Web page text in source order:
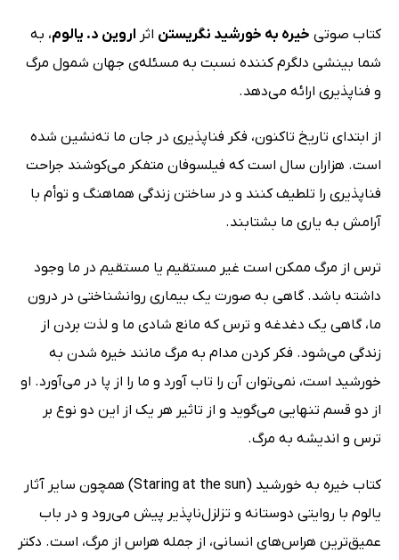
کتاب صوتی خیره به خورشید نگریستن اثر اروین د. یالوم، به
شما بینشی دلگرم کننده نسبت به مسئله‌ی جهان شمول مرگ
و فناپذیری ارائه می‌دهد.
از ابتدای تاریخ تاکنون، فکر فناپذیری در جان ما ته‌نشین شده
است. هزاران سال است که فیلسوفان متفکر می‌کوشند جراحت
فناپذیری را تلطیف کنند و در ساختن زندگی هماهنگ و توأم با
آرامش به یاری ما بشتابند.‏
ترس از مرگ ممکن است غیر مستقیم یا مستقیم در ما وجود
داشته‌ باشد. گاهی به صورت یک بیماری روانشناختی در درون
ما، گاهی یک دغدغه و ترس که مانع شادی ما و لذت بردن از
زندگی می‌شود. فکر کردن مدام به مرگ مانند خیره شدن به
خورشید است، نمی‌توان آن را تاب آورد و ما را از پا در می‌آورد. او
از دو قسم تنهایی می‌گوید و از تاثیر هر یک از این دو نوع بر
ترس و اندیشه به مرگ.
کتاب خیره به خورشید (Staring at the sun) همچون سایر آثار
یالوم با روایتی دوستانه و تزلزل‌ناپذیر پیش می‌رود و در باب
عمیق‌ترین هراس‌های انسانی، از جمله هراس از مرگ، است. دکتر